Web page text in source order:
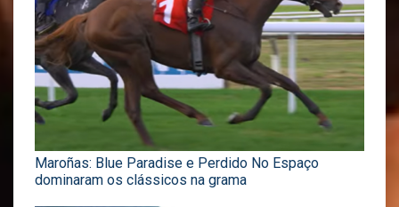
Maroñas: Blue Paradise e Perdido No Espaço
dominaram os clássicos na grama